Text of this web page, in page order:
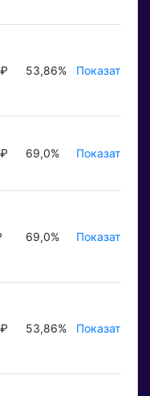
53,86% Показать ₽
69,0% Показать ₽
69,0% Показать ₽
53,86% Показать ₽